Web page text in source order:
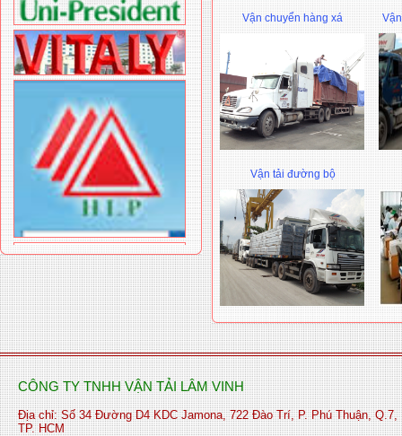
Vận chuyển hàng xá
Vận tải đường bộ
CÔNG TY TNHH VẬN TẢI LÂM VINH
Địa chỉ: Số 34 Đường D4 KDC Jamona, 722 Đào Trí, P. Phú Thuận, Q.7,
TP. HCM